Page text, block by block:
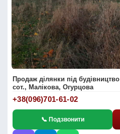
Продаж ділянки під
сот., Малікова, Огурцова
+38(096)701-61-02
📞 Подзвонити